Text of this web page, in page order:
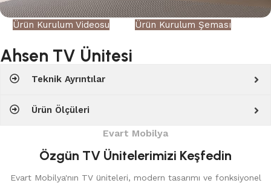
Ürün Kurulum Videosu Ürün Kurulum Şeması
Ahsen TV Ünitesi
Teknik Ayrıntılar
Ürün Ölçüleri
Evart Mobilya
Özgün TV Ünitelerimizi Keşfedin
Evart Mobilya'nın TV üniteleri, modern tasarımı ve fonksiyonel